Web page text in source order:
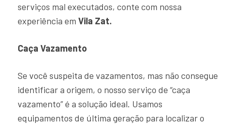
serviços mal executados, conte com nossa
experiência em Vila Zat.
Caça Vazamento
Se você suspeita de vazamentos, mas não consegue
identificar a origem, o nosso serviço de “caça
vazamento” é a solução ideal. Usamos
equipamentos de última geração para localizar o